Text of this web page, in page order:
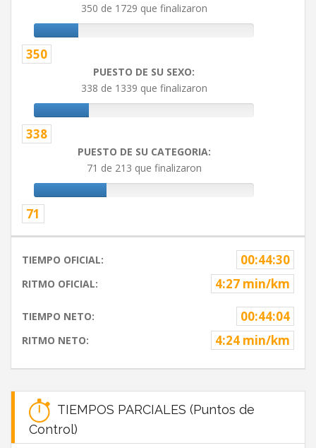
350 de 1729 que finalizaron
350
PUESTO DE SU SEXO:
338 de 1339 que finalizaron
338
PUESTO DE SU CATEGORIA:
71 de 213 que finalizaron
71
TIEMPO OFICIAL: 00:44:30
RITMO OFICIAL: 4:27 min/km
TIEMPO NETO: 00:44:04
RITMO NETO: 4:24 min/km
TIEMPOS PARCIALES (Puntos de
Control)